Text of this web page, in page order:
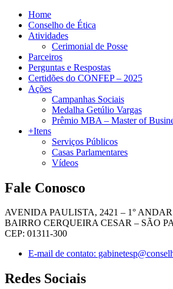
Home
Conselho de Ética
Atividades
Cerimonial de Posse
Parceiros
Perguntas e Respostas
Certidões do CONFEP – 2025
Ações
Campanhas Sociais
Medalha Getúlio Vargas
Prêmio MBA – Master of
+Itens
Serviços Públicos
Casas Parlamentares
Vídeos
Fale Conosco
AVENIDA PAULISTA, 2421 – 1° ANDAR
BAIRRO CERQUEIRA CESAR – SÃO
CEP: 01311-300
E-mail de contato:
Redes Sociais